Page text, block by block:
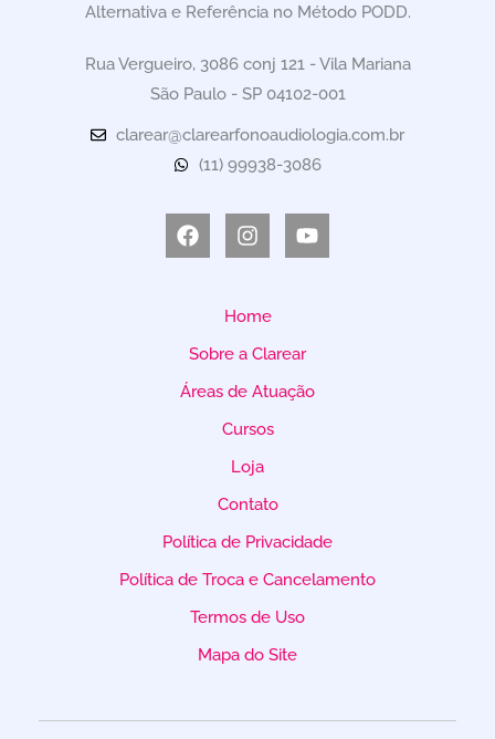
Alternativa e Referência no Método PODD.
Rua Vergueiro, 3086 conj 121 - Vila Mariana
São Paulo - SP 04102-001
clarear@clarearfonoaudiologia.com.br
(11) 99938-3086
Home
Sobre a Clarear
Áreas de Atuação
Cursos
Loja
Contato
Política de Privacidade
Política de Troca e Cancelamento
Termos de Uso
Mapa do Site